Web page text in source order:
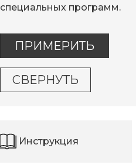
специальных программ.
ПРИМЕРИТЬ
СВЕРНУТЬ
Инструкция